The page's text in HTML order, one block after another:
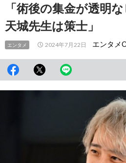
「術後の集金が透明
天城先生は策士」
エンタメ 2024年7月22日 エンタメ